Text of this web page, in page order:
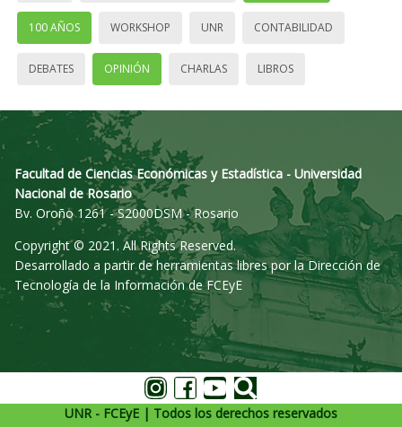
100 AÑOS WORKSHOP UNR CONTABILIDAD
DEBATES OPINIÓN CHARLAS LIBROS
Facultad de Ciencias Económicas y Estadística - Universidad
Nacional de Rosario
Bv. Oroño 1261 - S2000DSM - Rosario
Copyright © 2021. All Rights Reserved.
Desarrollado a partir de herramientas libres por la Dirección de
Tecnología de la Información de FCEyE
UNR - FCEyE | Todos los derechos reservados